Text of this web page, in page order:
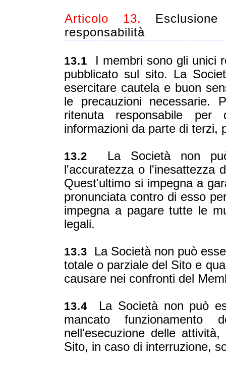
Articolo 13.
responsabilità
13.1 I membri sono gli unici
pubblicato sul sito. La
esercitare cautela e buon
le precauzioni necessarie.
ritenuta responsabile
informazioni da parte di terzi,
13.2 La Società non può
l'accuratezza o l'inesattezza
Quest'ultimo si impegna a
pronunciata contro di esso
impegna a pagare tutte le
legali.
13.3 La Società non può
totale o parziale del Sito e
causare nei confronti del
13.4 La Società non può
mancato
nell'esecuzione delle
Sito, in caso di interruzione,